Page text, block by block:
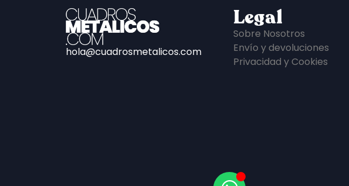
hola@cuadrosmetalicos.com
Legal
Sobre Nosotros
Envío y devoluciones
Privacidad y Cookies